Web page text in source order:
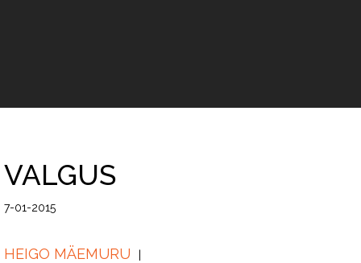
VALGUS
7-01-2015
HEIGO MÄEMURU